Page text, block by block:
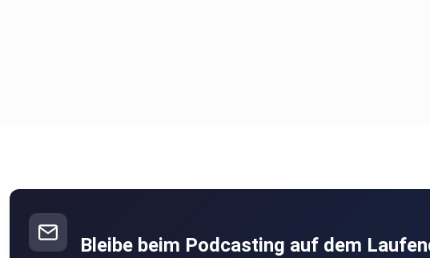
Bleibe beim Podcasting auf dem